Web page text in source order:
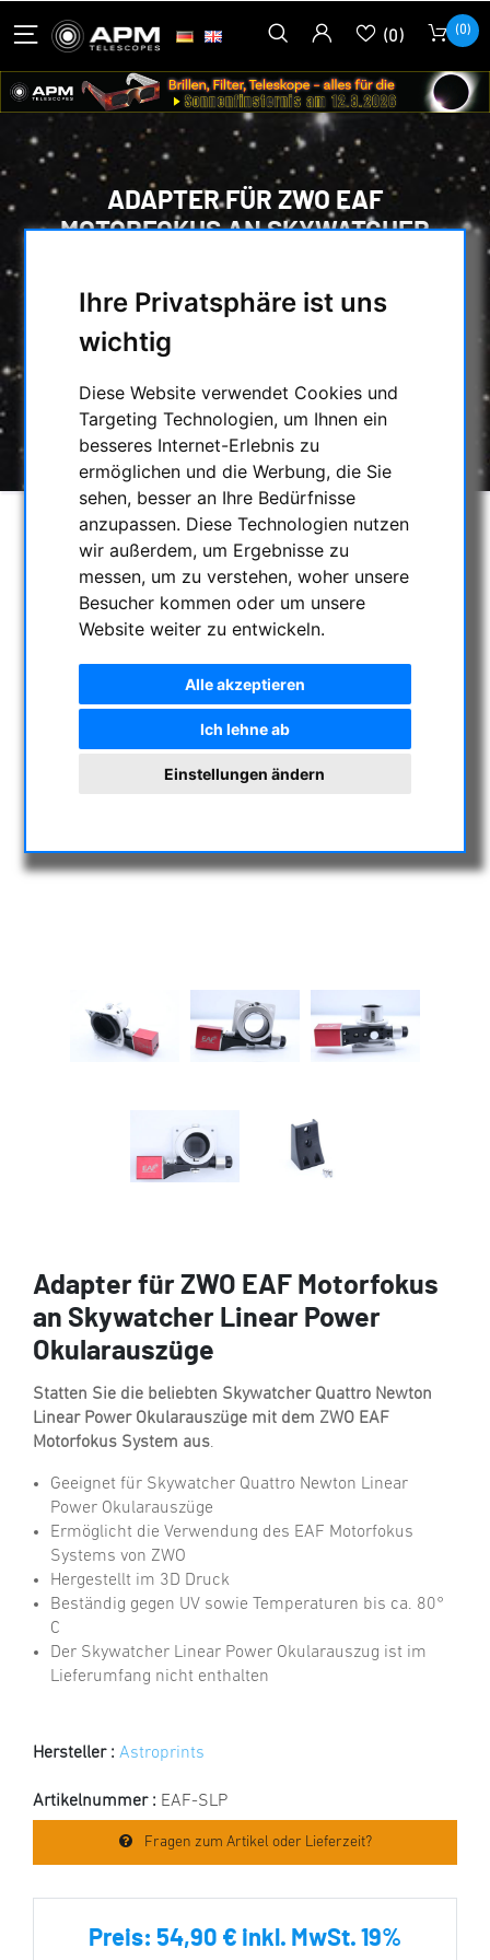
Ihre Privatsphäre ist uns
wichtig
Diese Website verwendet Cookies und
Targeting Technologien, um Ihnen ein
besseres Internet-Erlebnis zu
ermöglichen und die Werbung, die Sie
sehen, besser an Ihre Bedürfnisse
anzupassen. Diese Technologien nutzen
wir außerdem, um Ergebnisse zu
messen, um zu verstehen, woher unsere
Besucher kommen oder um unsere
Website weiter zu entwickeln.
Alle akzeptieren
Ich lehne ab
Einstellungen ändern
(0) (0)
ADAPTER FÜR ZWO EAF
MOTORFOKUS AN SKYWATCHER
HOME / MECHANISCHES ZUBEHÖR /
OKULARAUSZÜGE & ZUBEHÖR
ADAPTER & VERLÄNGERUNGEN
ADAPTER FÜR ZWO EAF MOTORFOKUS AN
SKYWATCHER LINEAR POWER
OKULARAUSZÜGE
Adapter für ZWO EAF Motorfokus
an Skywatcher Linear Power
Okularauszüge
Statten Sie die beliebten Skywatcher Quattro Newton
Linear Power Okularauszüge mit dem ZWO EAF
Motorfokus System aus.
Geeignet für Skywatcher Quattro Newton Linear
Power Okularauszüge
Ermöglicht die Verwendung des EAF Motorfokus
Systems von ZWO
Hergestellt im 3D Druck
Beständig gegen UV sowie Temperaturen bis ca. 80°
C
Der Skywatcher Linear Power Okularauszug ist im
Lieferumfang nicht enthalten
Hersteller : Astroprints
Artikelnummer : EAF-SLP
Fragen zum Artikel oder Lieferzeit?
Preis: 54,90 € inkl. MwSt. 19%